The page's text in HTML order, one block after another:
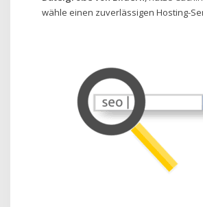
wähle einen zuverlässigen Hosting-